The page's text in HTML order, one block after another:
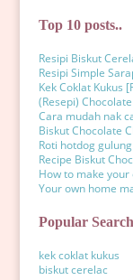
Top 10 posts..
Resipi Biskut
Resipi Simple
Kek Coklat Kukus
(Resepi)
Cara mudah nak
Biskut Chocolate
Roti hotdog
Recipe Biskut
How to make your
Your own home
Popular
kek coklat kukus
biskut cerelac